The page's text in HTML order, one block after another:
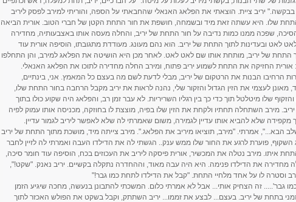
יריב ציית. הוצאתי את הפלאג האנאלי שהחבאתי על הספה, והוריתי למירב לפסק ליריב
שלו. היא עשתה זאת מיד ובשמחה, חושפת את חור התחת הקטן של חברי הטוב. אורית הביאה
שפכה ממנו כמות נדיבה על חור התחת של יריב, והחלה מעסה אותו באצבעותיה, מחדירה
לאט ובעדינות לתוך התחת של יריב. הוא נהם מעונג. מעודדת מתגובתו, הוסיפה אורית עוד
התחת של יריב, מותחת אותו שם לאט לאט. לאחר מכן היא הושיטה את הפלאג למירב, והן התחלפו
אורית החזיקה את התחת לשמוע יריב פתוח, ומירב החלה מחדירה לתוכו את הפלאג האנאלי.
הרחיבו הבנות את הרטקום של יריב, מבלי לדעת לשם מה בעצם כל המאמץ. אני, בינתיים,
מאונן לעצמי את הזין הגדול והזקור שלי, נהנה לראות את יריב מקבל הרחבה בחור התחת שלו,
והזקוף שלו מיטלטל תוך כדי כך בין רגליו השריריות. לא עבר זמן רב, והפלאג היה שקוע כולו בתוך
מירב השתחלה תחתיו ולקחת את הזין שלו בפיה, מוצצת לו בחוזקה, מכניסה אותו עמוק לפיה
מקפידה שלא להביא אותו עדיין לגמירה, משום שאמרתי לה שלא לאפשר ליריב לגמור עדיין.
הבא...", אמרתי. "מירב, תוציאו מיריב את הפלאג.". מירב צייתה מיד, מושכת מתוך התחת של יריב
פוערת לרגע את החור שלו ממש ענק.. הגשתי לה את הדילדו העבה ואמרתי לה לזיין לחבר
איתו. מירב נטלה את המכשיר, אורית פיסקה ליריב את העכוזים בכח, הוסיפה עוד חומר סיכה,
מחדירה את הדילדו פנימה. היא היה עבה מאוד, וההחדרה נתקלה בקשיים. יריב נאנק. "שקט!",
וסטרה לו על אחד מלחיי התחת. "קבל את הדילדו לתחת כמו גבר!"
גבר'..... זה הצחיק אותי... אבל לא אמרתי כלום. המשכתי להתבונן בנעשה, מחכה שיגיע הזמן
בתחת של יריב. בעצם... לבצע את זממו... יריב השתתק, וקבל בשקט את הפולש האכזר לתוך